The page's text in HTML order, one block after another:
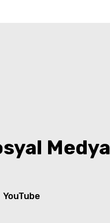
Medya
YouTube